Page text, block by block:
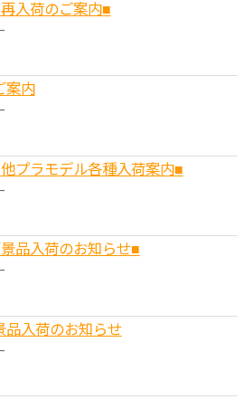
入荷のご案内■
案内
プラモデル各種入荷案内■
品入荷のお知らせ■
品入荷のお知らせ